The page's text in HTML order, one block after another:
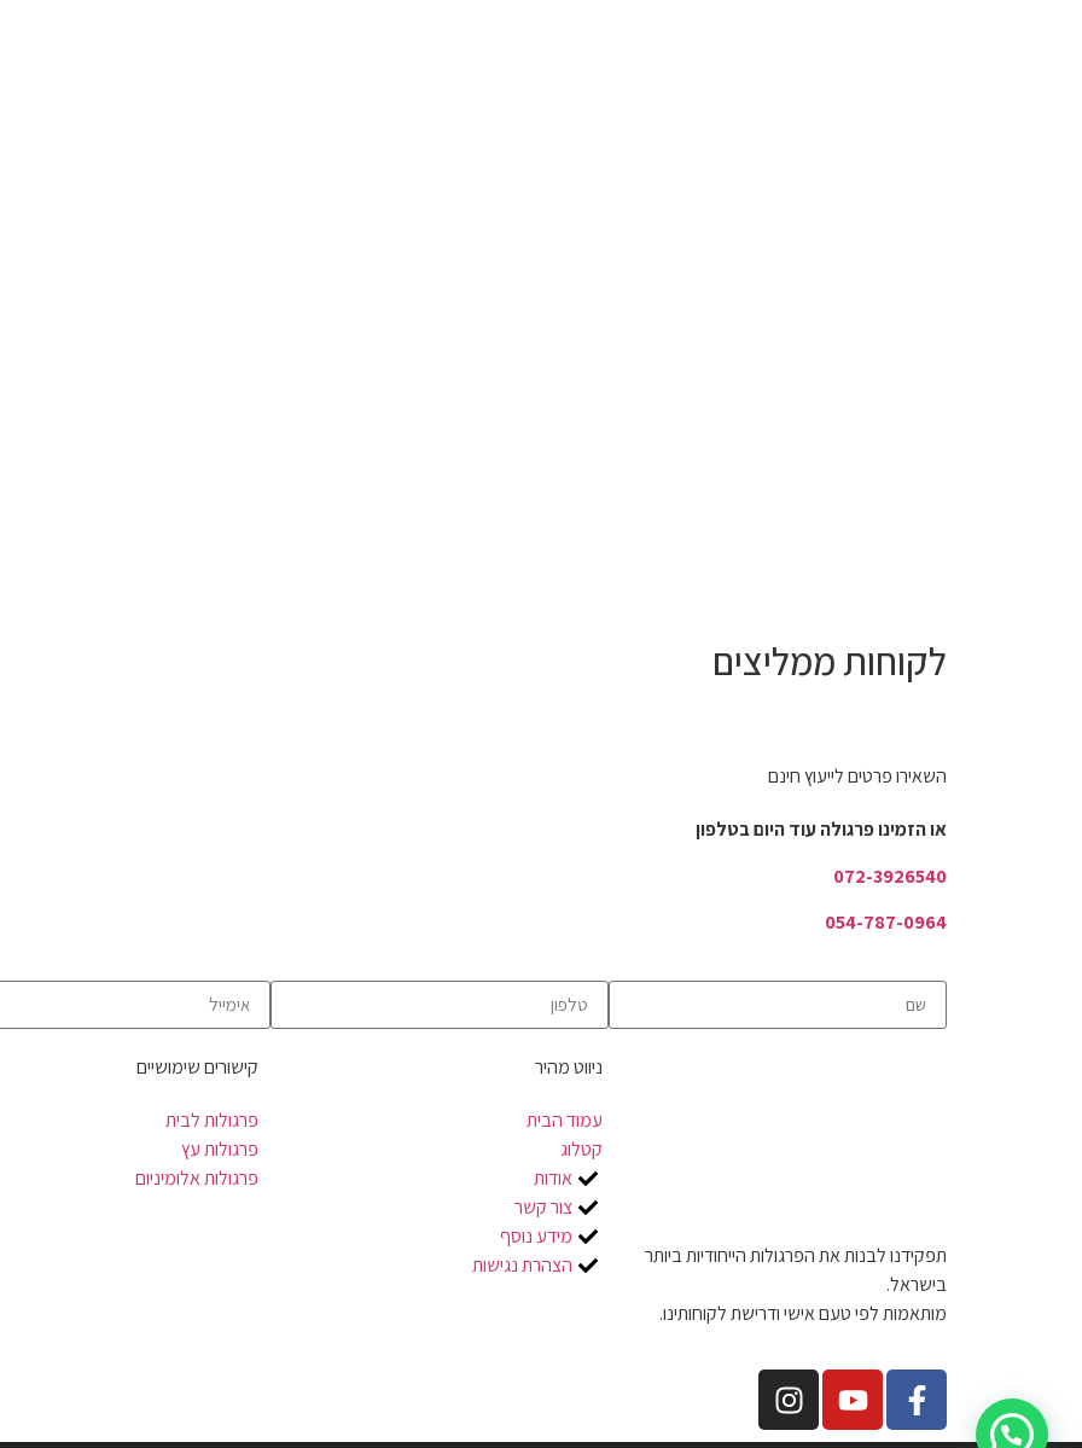
לקוחות ממליצים
השאירו פרטים לייעוץ חינם
או הזמינו פרגולה עוד היום בטלפון
072-3926540
054-787-0964
תפקידנו לבנות את הפרגולות הייחודיות ביותר
בישראל.
מותאמות לפי טעם אישי ודרישת לקוחותינו.
ניווט מהיר
עמוד הבית
קטלוג
אודות
צור קשר
מידע נוסף
הצהרת נגישות
קישורים שימושיים
פרגולות לבית
פרגולות עץ
פרגולות אלומיניום